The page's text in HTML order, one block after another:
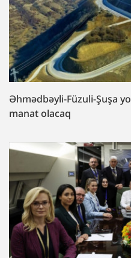
Əhmədbəyli-Füzuli-Şuşa
manat olacaq